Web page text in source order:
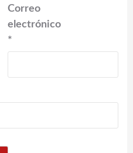
Correo
electrónico
*